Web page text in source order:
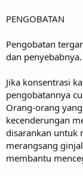
PENGOBATAN
Pengobatan
dan penyebabnya.
Jika konsentrasi
pengobatannya
Orang-orang
kecenderungan
disarankan untuk
merangsang
membantu